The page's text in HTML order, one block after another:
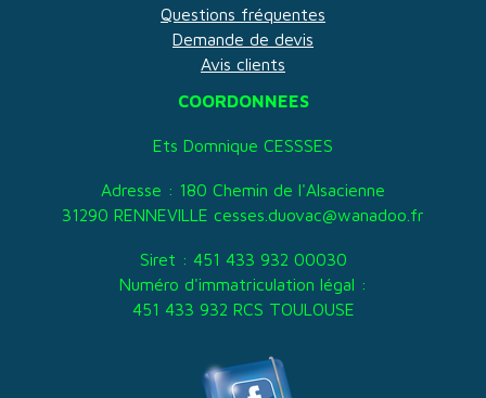
Questions fréquentes
Demande de devis
Avis clients
COORDONNEES
Ets Domnique CESSSES
Adresse : 180 Chemin de l'Alsacienne
31290 RENNEVILLE cesses.duovac@wanadoo.fr
Siret : 451 433 932 00030
Numéro d'immatriculation légal :
451 433 932 RCS TOULOUSE